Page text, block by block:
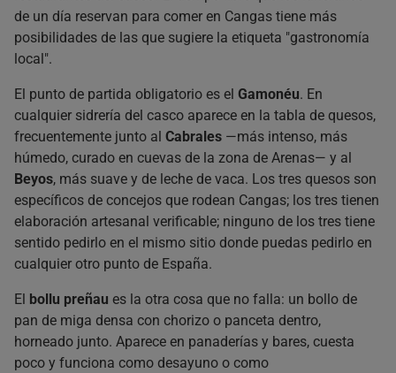
de un día reservan para comer en Cangas tiene más
posibilidades de las que sugiere la etiqueta "gastronomía
local".
El punto de partida obligatorio es el Gamonéu. En
cualquier sidrería del casco aparece en la tabla de quesos,
frecuentemente junto al Cabrales —más intenso, más
húmedo, curado en cuevas de la zona de Arenas— y al
Beyos, más suave y de leche de vaca. Los tres quesos son
específicos de concejos que rodean Cangas; los tres tienen
elaboración artesanal verificable; ninguno de los tres tiene
sentido pedirlo en el mismo sitio donde puedas pedirlo en
cualquier otro punto de España.
El bollu preñau es la otra cosa que no falla: un bollo de
pan de miga densa con chorizo o panceta dentro,
horneado junto. Aparece en panaderías y bares, cuesta
poco y funciona como desayuno o como